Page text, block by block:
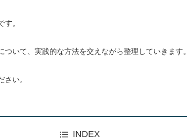
。
ついて、実践的な方法を交えながら整理していきます。
い。
INDEX